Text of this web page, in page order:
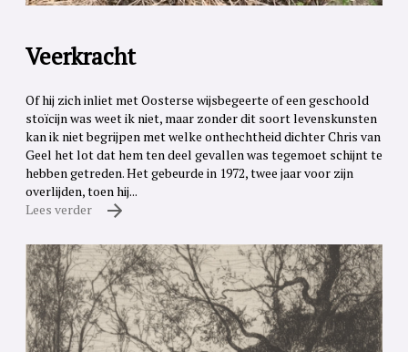
Veerkracht
Of hij zich inliet met Oosterse wijsbegeerte of een geschoold
stoïcijn was weet ik niet, maar zonder dit soort levenskunsten
kan ik niet begrijpen met welke onthechtheid dichter Chris van
Geel het lot dat hem ten deel gevallen was tegemoet schijnt te
hebben getreden. Het gebeurde in 1972, twee jaar voor zijn
overlijden, toen hij...
Lees verder